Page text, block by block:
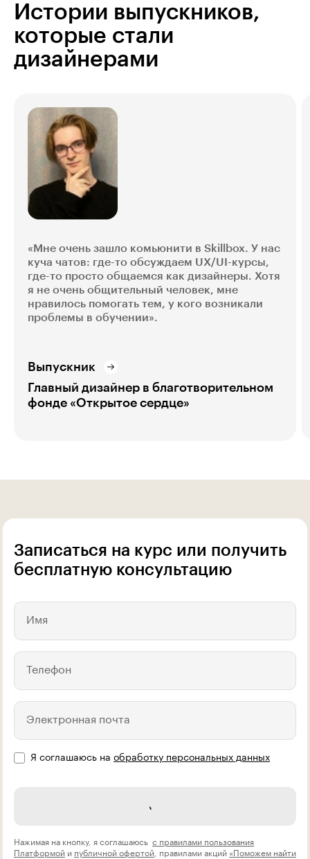
Истории выпускников,
которые стали
дизайнерами
«Мне очень зашло комьюнити в Skillbox. У нас
куча чатов: где-то обсуждаем UX/UI-курсы,
где-то просто общаемся как дизайнеры. Хотя
я не очень общительный человек, мне
нравилось помогать тем, у кого возникали
проблемы в обучении».
Выпускник
Главный дизайнер в благотворительном
фонде «Открытое сердце»
Записаться на курс или получить
бесплатную консультацию
Имя
Телефон
Электронная почта
Я соглашаюсь на обработку персональных данных
Записаться на курс
Нажимая на кнопку, я соглашаюсь с правилами пользования
Платформой и публичной офертой , правилами акций «Поможем найти